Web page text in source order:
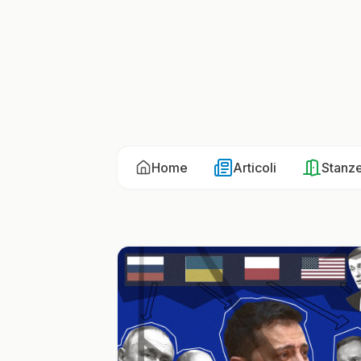
Home Articoli